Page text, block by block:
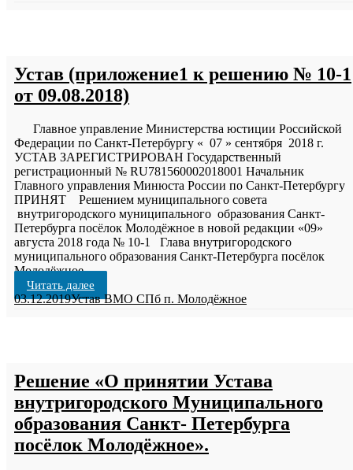
Устав (приложение1 к решению № 10-1
от 09.08.2018)
Главное управление Министерства юстиции Российской
Федерации по Санкт-Петербургу « 07 » сентября 2018 г.
УСТАВ ЗАРЕГИСТРИРОВАН Государственный
регистрационный № RU781560002018001 Начальник
Главного управления Минюста России по Санкт-Петербургу
ПРИНЯТ Решением муниципального совета
внутригородского муниципального образования Санкт-
Петербурга посёлок Молодёжное в новой редакции «09»
августа 2018 года № 10-1 Глава внутригородского
муниципального образования Санкт-Петербурга посёлок
Молодёжное…
Читать далее
03.12.2019Устав ВМО СПб п. Молодёжное
Решение «О принятии Устава
внутригородского Муниципального
образования Санкт- Петербурга
посёлок Молодёжное».